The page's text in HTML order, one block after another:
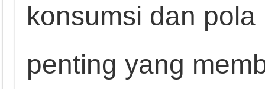
konsumsi dan
penting yang